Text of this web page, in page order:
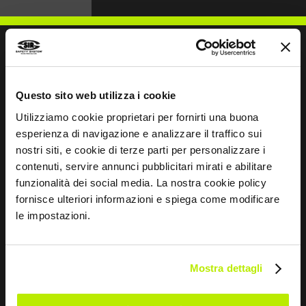
Questo sito web utilizza i cookie
Utilizziamo cookie proprietari per fornirti una buona
esperienza di navigazione e analizzare il traffico sui
nostri siti, e cookie di terze parti per personalizzare i
contenuti, servire annunci pubblicitari mirati e abilitare
funzionalità dei social media. La nostra cookie policy
fornisce ulteriori informazioni e spiega come modificare
le impostazioni.
Mostra dettagli
NOUS ÉCRIRE
Restons en contact
Leave